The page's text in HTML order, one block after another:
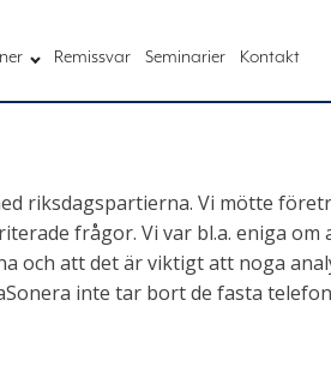
Remissvar Seminarier Kontakt
riksdagspartierna. Vi mötte
frågor. Vi var bl.a. eniga
och att det är viktigt att noga
inte tar bort de fasta